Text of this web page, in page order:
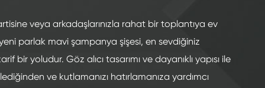
veya arkadaşlarınızla rahat bir toplantıya ev
parlak mavi şampanya şişesi, en sevdiğiniz
bir yoludur. Göz alıcı tasarımı ve dayanıklı yapısı ile
ve kutlamanızı hatırlamanıza yardımcı